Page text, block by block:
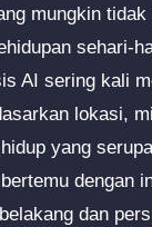
mungkin
sehari-
AI sering kali
lokasi,
yang
dengan
dan